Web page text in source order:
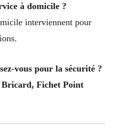
à domicile ?
interviennent pour
vous pour la sécurité ?
Fichet Point